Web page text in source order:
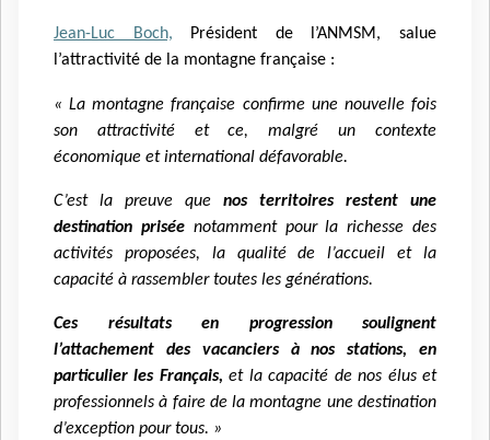
Jean-Luc Boch, Président de l’ANMSM, salue
l’attractivité de la montagne française :
« La montagne française confirme une nouvelle fois
son attractivité et ce, malgré un contexte
économique et international défavorable.
C’est la preuve que nos territoires restent une
destination priséenotamment pour la richesse des
activités proposées, la qualité de l’accueil et la
capacité à rassembler toutes les générations.
Ces résultats en progression soulignent
l’attachement des vacanciers à nos stations, en
particulier les Français, et la capacité de nos élus et
professionnels à faire de la montagne une destination
d’exception pour tous. »